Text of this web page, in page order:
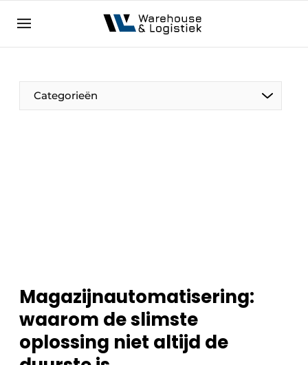
NL EN
Categorieën
Magazijnautomatisering:
waarom de slimste
oplossing niet altijd de